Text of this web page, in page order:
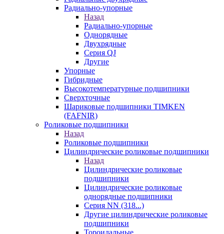
Радиально-упорные
Назад
Радиально-упорные
Однорядные
Двухрядные
Серия QJ
Другие
Упорные
Гибридные
Высокотемпературные подшипники
Сверхточные
Шариковые подшипники TIMKEN
(FAFNIR)
Роликовые подшипники
Назад
Роликовые подшипники
Цилиндрические роликовые подшипники
Назад
Цилиндрические роликовые
подшипники
Цилиндрические роликовые
однорядные подшипники
Серия NN (318...)
Другие цилиндрические роликовые
подшипники
Тороидальные